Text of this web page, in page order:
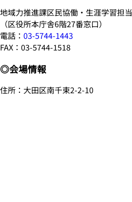
地域力推進課区民協働・生涯学習担当
（区役所本庁舎6階27番窓口）
電話： 03-5744-1443
FAX：03-5744-1518
◎会場情報
住所：大田区南千束2-2-10